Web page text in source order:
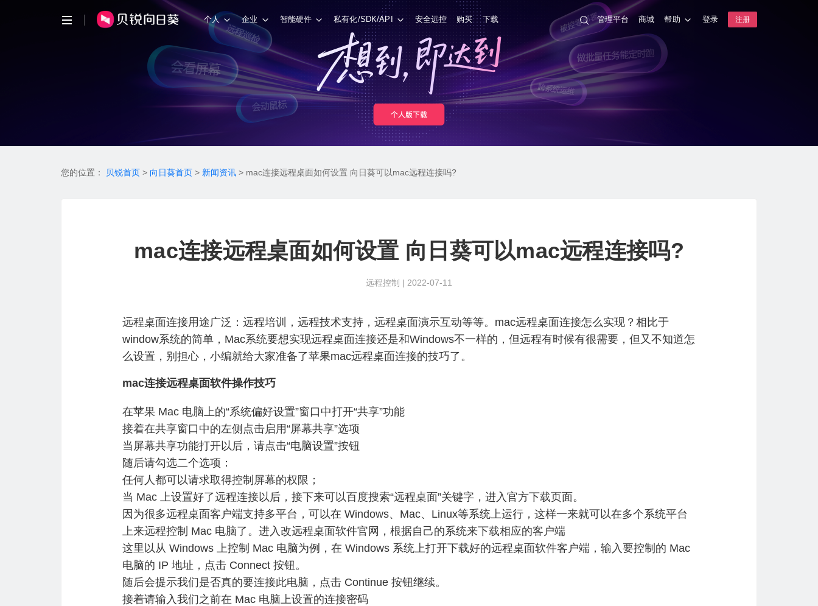
个人 企业 智能硬件 私有化/SDK/API 安全远控 购买 下载 管理平台 商城 帮助 登录 注册
您的位置： 贝锐首页 > 向日葵首页 > 新闻资讯 > mac连接远程桌面如何设置 向日葵可以mac远程连接吗?
mac连接远程桌面如何设置 向日葵可以mac远程连接吗?
远程控制 | 2022-07-11
远程桌面连接用途广泛：远程培训，远程技术支持，远程桌面演示互动等等。mac远程桌面连接怎么实现？相比于
window系统的简单，Mac系统要想实现远程桌面连接还是和Windows不一样的，但远程有时候有很需要，但又不知道怎
么设置，别担心，小编就给大家准备了苹果mac远程桌面连接的技巧了。
mac连接远程桌面软件操作技巧
在苹果 Mac 电脑上的“系统偏好设置”窗口中打开“共享”功能
接着在共享窗口中的左侧点击启用“屏幕共享”选项
当屏幕共享功能打开以后，请点击“电脑设置”按钮
随后请勾选二个选项：
任何人都可以请求取得控制屏幕的权限；
当 Mac 上设置好了远程连接以后，接下来可以百度搜索“远程桌面”关键字，进入官方下载页面。
因为很多远程桌面客户端支持多平台，可以在 Windows、Mac、Linux等系统上运行，这样一来就可以在多个系统平台
上来远程控制 Mac 电脑了。进入改远程桌面软件官网，根据自己的系统来下载相应的客户端
这里以从 Windows 上控制 Mac 电脑为例，在 Windows 系统上打开下载好的远程桌面软件客户端，输入要控制的 Mac
电脑的 IP 地址，点击 Connect 按钮。
随后会提示我们是否真的要连接此电脑，点击 Continue 按钮继续。
接着请输入我们之前在 Mac 电脑上设置的连接密码